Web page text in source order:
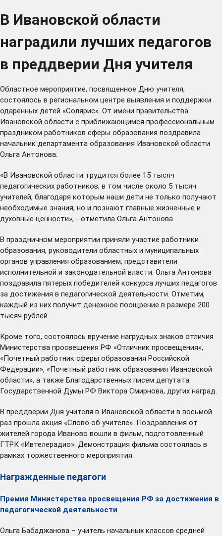
В Ивановской области
наградили лучших педагогов
в преддверии Дня учителя
Областное мероприятие, посвященное Дню учителя,
состоялось в региональном центре выявления и поддержки
одаренных детей «Солярис». От имени правительства
Ивановской области с приближающимся профессиональным
праздником работников сферы образования поздравила
начальник департамента образования Ивановской области
Ольга Антонова.
«В Ивановской области трудится более 15 тысяч
педагогических работников, в том числе около 5 тысяч
учителей, благодаря которым наши дети не только получают
необходимые знания, но и познают главные жизненные и
духовные ценности», - отметила Ольга Антонова.
В праздничном мероприятии приняли участие работники
образования, руководители областных и муниципальных
органов управления образованием, представители
исполнительной и законодательной власти. Ольга Антонова
поздравила пятерых победителей конкурса лучших педагогов
за достижения в педагогической деятельности. Отметим,
каждый из них получит денежное поощрение в размере 200
тысяч рублей.
Кроме того, состоялось вручение нагрудных знаков отличия
Министерства просвещения РФ «Отличник просвещения»,
«Почетный работник сферы образования Российской
Федерации», «Почетный работник образования Ивановской
области», а также Благодарственных писем депутата
Государственной Думы РФ Виктора Смирнова, других наград.
В преддверии Дня учителя в Ивановской области в восьмой
раз прошла акция «Слово об учителе». Поздравления от
жителей города Иваново вошли в фильм, подготовленный
ГТРК «Ивтелерадио». Демонстрация фильма состоялась в
рамках торжественного мероприятия.
Награжденные педагоги
Премия Министерства просвещения РФ за достижения в
педагогической деятельности
Ольга Бабаджанова – учитель начальных классов средней